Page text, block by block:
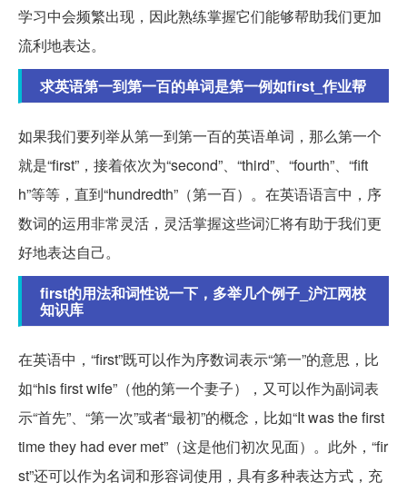
学习中会频繁出现，因此熟练掌握它们能够帮助我们更加
流利地表达。
求英语第一到第一百的单词是第一例如first_作业帮
如果我们要列举从第一到第一百的英语单词，那么第一个
就是“first”，接着依次为“second”、“third”、“fourth”、“fift
h”等等，直到“hundredth”（第一百）。在英语语言中，序
数词的运用非常灵活，灵活掌握这些词汇将有助于我们更
好地表达自己。
first的用法和词性说一下，多举几个例子_沪江网校
知识库
在英语中，“first”既可以作为序数词表示“第一”的意思，比
如“his first wife”（他的第一个妻子），又可以作为副词表
示“首先”、“第一次”或者“最初”的概念，比如“It was the first
time they had ever met”（这是他们初次见面）。此外，“fir
st”还可以作为名词和形容词使用，具有多种表达方式，充